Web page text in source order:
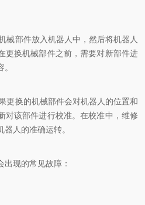
部件放入机器人中，然后将机器人
更换机械部件之前，需要对新部件进
换的机械部件会对机器人的位置和
对该部件进行校准。在校准中，维修
人的准确运转。
现的常见故障：